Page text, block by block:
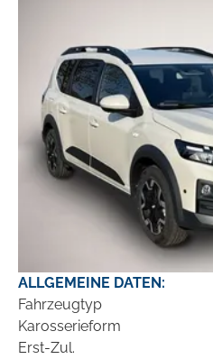
ALLGEMEINE DATEN:
Fahrzeugtyp
Karosserieform
Erst-Zul.